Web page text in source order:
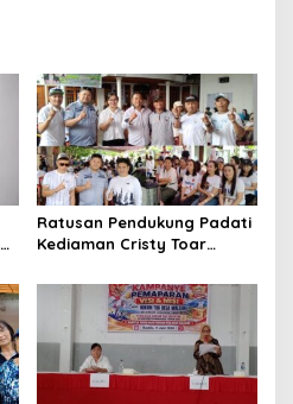
Ratusan Pendukung Padati
Kediaman Cristy Toar
Dukungan Penuh Kepada
Calon Hukum Tua
Walantakan